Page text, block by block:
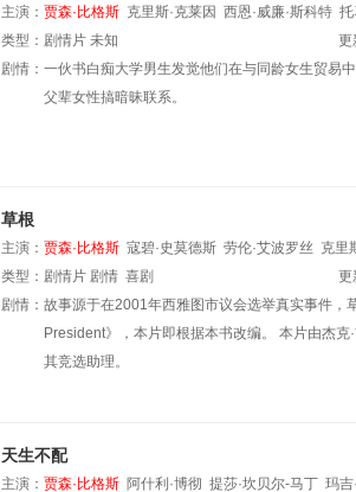
主演： 贾森·比格斯 克里斯·克莱因 西恩·威廉·斯科特 托
类型： 剧情片 未知
更
剧情： 一伙书白痴大学男生发觉他们在与同龄女生贸易
父辈女性搞暗昧联系。
草根
主演： 贾森·比格斯 寇碧·史莫德斯 劳伦·艾波罗丝 克里
类型： 剧情片 剧情 喜剧
更
剧情： 故事源于在2001年西雅图市议会选举真实事件
President》，本片即根据本书改编。 本片由杰
其竞选助理。
天生不配
主演： 贾森·比格斯 阿什利·博彻 提莎·坎贝尔-马丁 玛吉